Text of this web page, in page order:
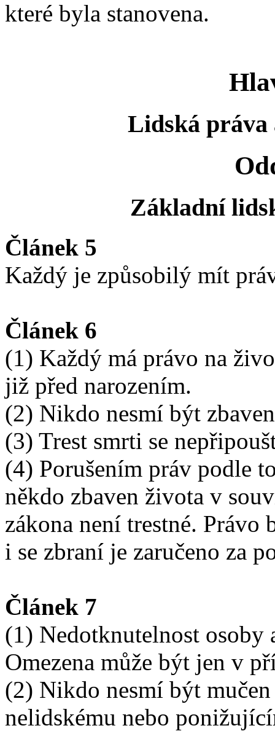
které byla stanovena.
Lidská práva
Základní
Článek 5
Každý je způsobilý mít
Článek 6
(1) Každý má právo na
již před narozením.
(2) Nikdo nesmí být
(3) Trest smrti se
(4) Porušením práv podle
někdo zbaven života v
zákona není trestné.
i se zbraní je zaručeno za
Článek 7
(1) Nedotknutelnost osoby
Omezena může být jen v
(2) Nikdo nesmí být
nelidskému nebo